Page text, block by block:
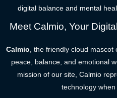
digital balance and mental
Meet Calmio, Your
Calmio , the friendly cloud
peace, balance, and emotional
mission of our site, Calmio
technology when